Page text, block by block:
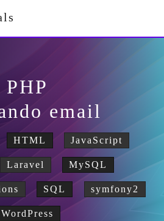
PHP
email
HTML JavaScript
Laravel MySQL
SQL symfony2
WordPress